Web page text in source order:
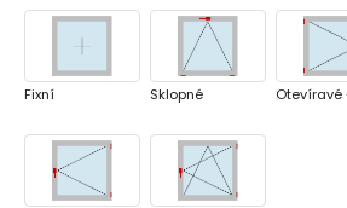
Fixní Sklopné Otevíravé